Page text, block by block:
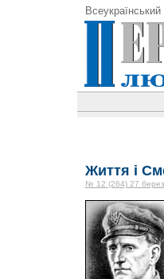
Життя і
№ 12 (264) 27